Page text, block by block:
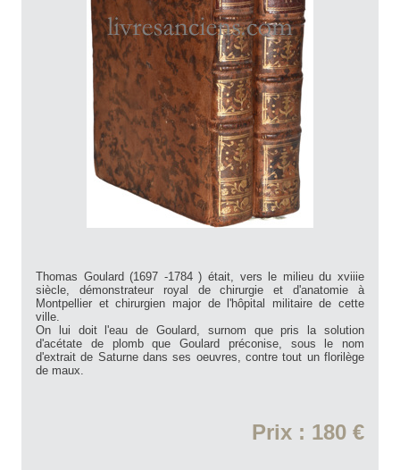
Thomas Goulard (1697 -1784 ) était, vers le milieu du xviiie
siècle, démonstrateur royal de chirurgie et d'anatomie à
Montpellier et chirurgien major de l'hôpital militaire de cette
ville.
On lui doit l'eau de Goulard, surnom que pris la solution
d'acétate de plomb que Goulard préconise, sous le nom
d'extrait de Saturne dans ses oeuvres, contre tout un florilège
de maux.
Prix : 180 €